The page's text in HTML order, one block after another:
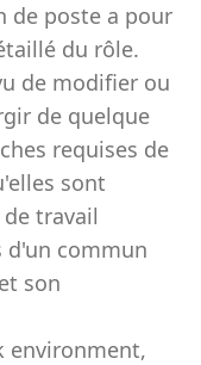
de poste a pour
du rôle.
de modifier ou
de quelque
requises de
sont
travail
d'un commun
son
environment,